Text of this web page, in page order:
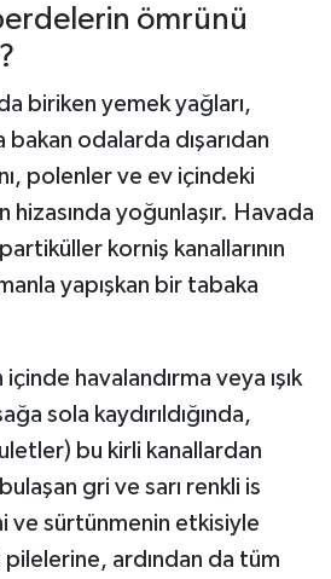
ömrünü
biriken yemek yağları,
odalarda dışarıdan
polenler ve ev içindeki
hizasında yoğunlaşır. Havada
korniş kanallarının
yapışkan bir tabaka
havalandırma veya ışık
sola kaydırıldığında,
bu kirli kanallardan
gri ve sarı renkli is
ve sürtünmenin etkisiyle
ardından da tüm